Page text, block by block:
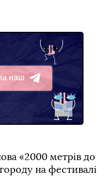
наш
«2000 метрів до
на фестивалі